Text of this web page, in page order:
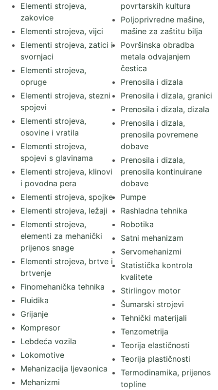
Elementi strojeva,
zakovice
Elementi strojeva, vijci
Elementi strojeva, zatici i
svornjaci
Elementi strojeva,
opruge
Elementi strojeva, stezni
spojevi
Elementi strojeva,
osovine i vratila
Elementi strojeva,
spojevi s glavinama
Elementi strojeva, klinovi
i povodna pera
Elementi strojeva, spojke
Elementi strojeva, ležaji
Elementi strojeva,
elementi za mehanički
prijenos snage
Elementi strojeva, brtve i
brtvenje
Finomehanička tehnika
Fluidika
Grijanje
Kompresor
Lebdeća vozila
Lokomotive
Mehanizacija ljevaonica
Mehanizmi
povrtarskih kultura
Poljoprivredne mašine,
mašine za zaštitu bilja
Površinska obradba
metala odvajanjem
čestica
Prenosila i dizala
Prenosila i dizala, granici
Prenosila i dizala, dizala
Prenosila i dizala,
prenosila povremene
dobave
Prenosila i dizala,
prenosila kontinuirane
dobave
Pumpe
Rashladna tehnika
Robotika
Satni mehanizam
Servomehanizmi
Statistička kontrola
kvalitete
Stirlingov motor
Šumarski strojevi
Tehnički materijali
Tenzometrija
Teorija elastičnosti
Teorija plastičnosti
Termodinamika, prijenos
topline